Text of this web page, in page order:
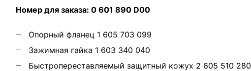
Номер для заказа: 0 601 890 D00
Опорный фланец 1 605 703 099
Зажимная гайка 1 603 340 040
Быстропереставляемый защитный кожух 2 605 510 280